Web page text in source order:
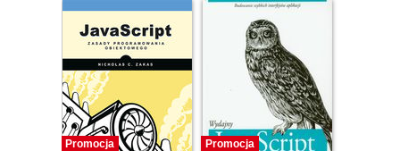
Promocja Promocja